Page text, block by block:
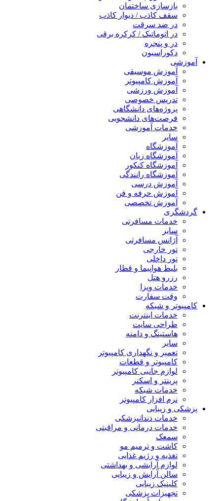
بازسازی ساختمان
سقف کاذب / دیوار کاذب
در ضد سرقت
در اتوماتیک / کرکره برقی
در و پنجره
دکوراسیون
آموزشی
آموزش موسیقی
آموزش کامپیوتر
آموزش ورزشی
تدریس خصوصی
پروژه‌های دانشگاهی
فرصت‌های دانشجویی
خدمات آموزشی
سایر
آموزشگاه
آموزشگاه زبان
آموزشگاه کنکور
آموزشگاه رانندگی
آموزش درسی
آموزش حرفه و فن
آموزش تخصصی
گردشگری
خدمات مسافرتی
سایر
آژانس مسافرتی
تور خارجی
تور داخلی
بلیط هواپیما و قطار
رزرو هتل
خدمات ویزا
وقت سفارت
کامپیوتر و شبکه
خدمات اینترنت
طراحی سایت
هاستینگ و دامنه
سایر
تعمیر و نگهداری کامپیوتر
کامپیوتر و قطعات
لوازم جانبی کامپیوتر
پرینتر و اسکنر
خدمات شبکه
نرم افزار کامپیوتر
پزشکی و زیبایی
خدمات دندانپزشکی
خدمات درمانی و مراقبتی
سمعک
کاشت و ترمیم مو
تغذیه و رژیم غذایی
لوازم آرایشی و بهداشتی
سالن آرایش و زیبایی
کلینیک زیبایی
تجهیزات پزشکی